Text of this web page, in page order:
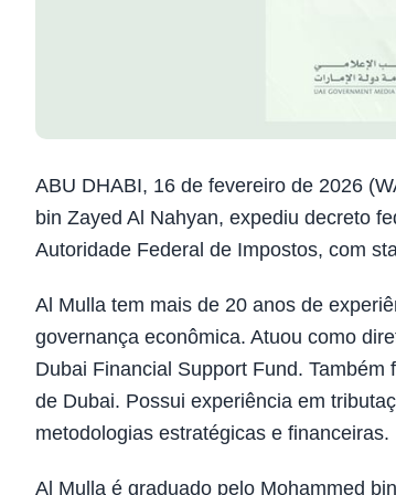
ABU DHABI, 16 de fevereiro de 2026
bin Zayed Al Nahyan, expediu decreto
Autoridade Federal de Impostos, com
Al Mulla tem mais de 20 anos de
governança econômica. Atuou como
Dubai Financial Support Fund.
de Dubai. Possui experiência em
metodologias estratégicas e financeiras.
Al Mulla é graduado pelo Mohammed